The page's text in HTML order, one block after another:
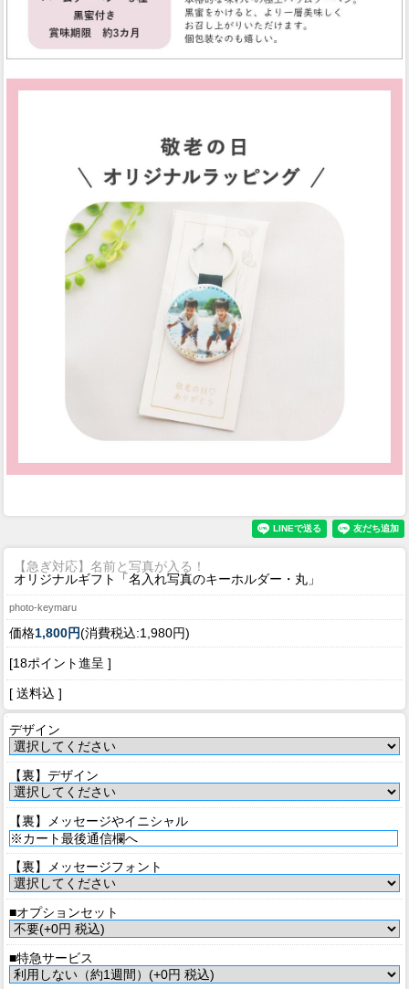
【急ぎ対応】名前と写真が入る！
オリジナルギフト「名入れ写真のキーホルダー・丸」
photo-keymaru
価格1,800円(消費税込:1,980円)
[18ポイント進呈 ]
[ 送料込 ]
デザイン
【裏】デザイン
【裏】メッセージやイニシャル
【裏】メッセージフォント
■オプションセット
■特急サービス